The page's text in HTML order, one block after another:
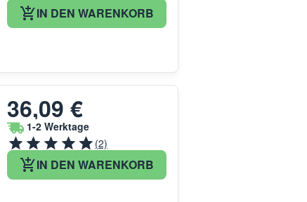
IN DEN WARENKORB
36,09 €
1-2 Werktage
(2)
IN DEN WARENKORB